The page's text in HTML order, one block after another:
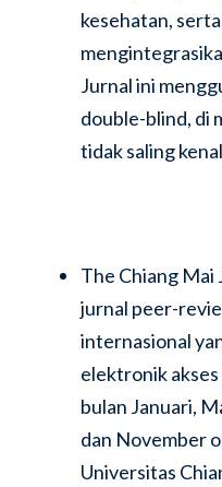
kesehatan,
Jurnal ini
double-blind, di
tidak saling
The Chiang Mai
jurnal peer-
internasional
elektronik
bulan Januari,
dan November
Universitas